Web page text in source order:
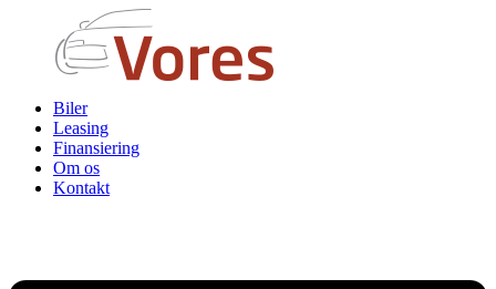
Biler
Leasing
Finansiering
Om os
Kontakt